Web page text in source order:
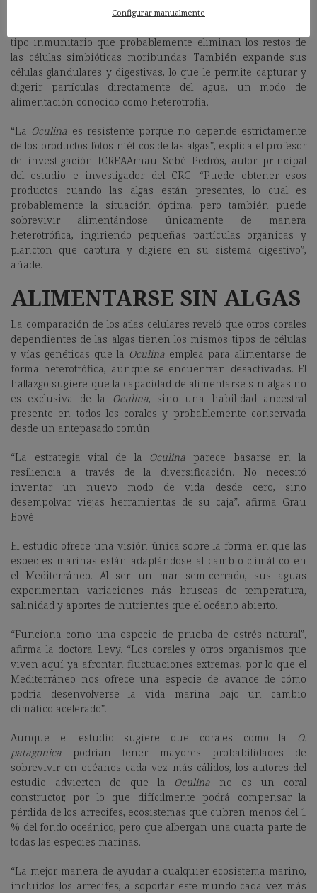
Cuando las algas desaparecen, laOculina
tipo inmunitario que probablemente eliminan los restos de
las células simbióticas moribundas. También expande sus
células glandulares y digestivas, lo que le permite capturar y
digerir partículas directamente del agua, un modo de
alimentación conocido como heterotrofia.
“La Oculina es resistente porque no depende estrictamente
de los productos fotosintéticos de las algas”, explica el profesor
de investigación ICREAArnau Sebé Pedrós, autor principal
del estudio e investigador del CRG. “Puede obtener esos
productos cuando las algas están presentes, lo cual es
probablemente la situación óptima, pero también puede
sobrevivir alimentándose únicamente de manera
heterotrófica, ingiriendo pequeñas partículas orgánicas y
plancton que captura y digiere en su sistema digestivo”,
añade.
ALIMENTARSE SIN ALGAS
La comparación de los atlas celulares reveló que otros corales
dependientes de las algas tienen los mismos tipos de células
y vías genéticas que la Oculina emplea para alimentarse de
forma heterotrófica, aunque se encuentran desactivadas. El
hallazgo sugiere que la capacidad de alimentarse sin algas no
es exclusiva de la
Oculina, sino una habilidad ancestral
presente en todos los corales y probablemente conservada
desde un antepasado común.
“La estrategia vital de la Oculina parece basarse en la
resiliencia a través de la diversificación. No necesitó
inventar un nuevo modo de vida desde cero, sino
desempolvar viejas herramientas de su caja”, afirma Grau
Bové.
El estudio ofrece una visión única sobre la forma en que las
especies marinas están adaptándose al cambio climático en
el Mediterráneo. Al ser un mar semicerrado, sus aguas
experimentan variaciones más bruscas de temperatura,
salinidad y aportes de nutrientes que el océano abierto.
“Funciona como una especie de prueba de estrés natural”,
afirma la doctora Levy. “Los corales y otros organismos que
viven aquí ya afrontan fluctuaciones extremas, por lo que el
Mediterráneo nos ofrece una especie de avance de cómo
podría desenvolverse la vida marina bajo un cambio
climático acelerado”.
Aunque el estudio sugiere que corales como la
O.
patagonica podrían tener mayores probabilidades de
sobrevivir en océanos cada vez más cálidos, los autores del
estudio advierten de que la Oculina no es un coral
constructor, por lo que difícilmente podrá compensar la
pérdida de los arrecifes, ecosistemas que cubren menos del 1
% del fondo oceánico, pero que albergan una cuarta parte de
todas las especies marinas.
“La mejor manera de ayudar a cualquier ecosistema marino,
incluidos los arrecifes, a soportar este mundo cada vez más
Configurar manualmente